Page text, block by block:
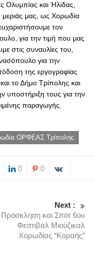
Ολυμπίας και Ήλιδας,
μεριάς μας, ως Χορωδία
τον
για την τιμή που μας
στις συναυλίες του,
για την
της εργογραφίας
το Δήμο Τρίπολης και
υποστήριξη τους για την
παραγωγής.
ΟΡΦΕΑΣ Τρίπολης
0 0
Next :
Πρόσκληση και Σπότ 6ου
Φεστιβάλ Μιούζικαλ
Χορωδίας “Κοραής”